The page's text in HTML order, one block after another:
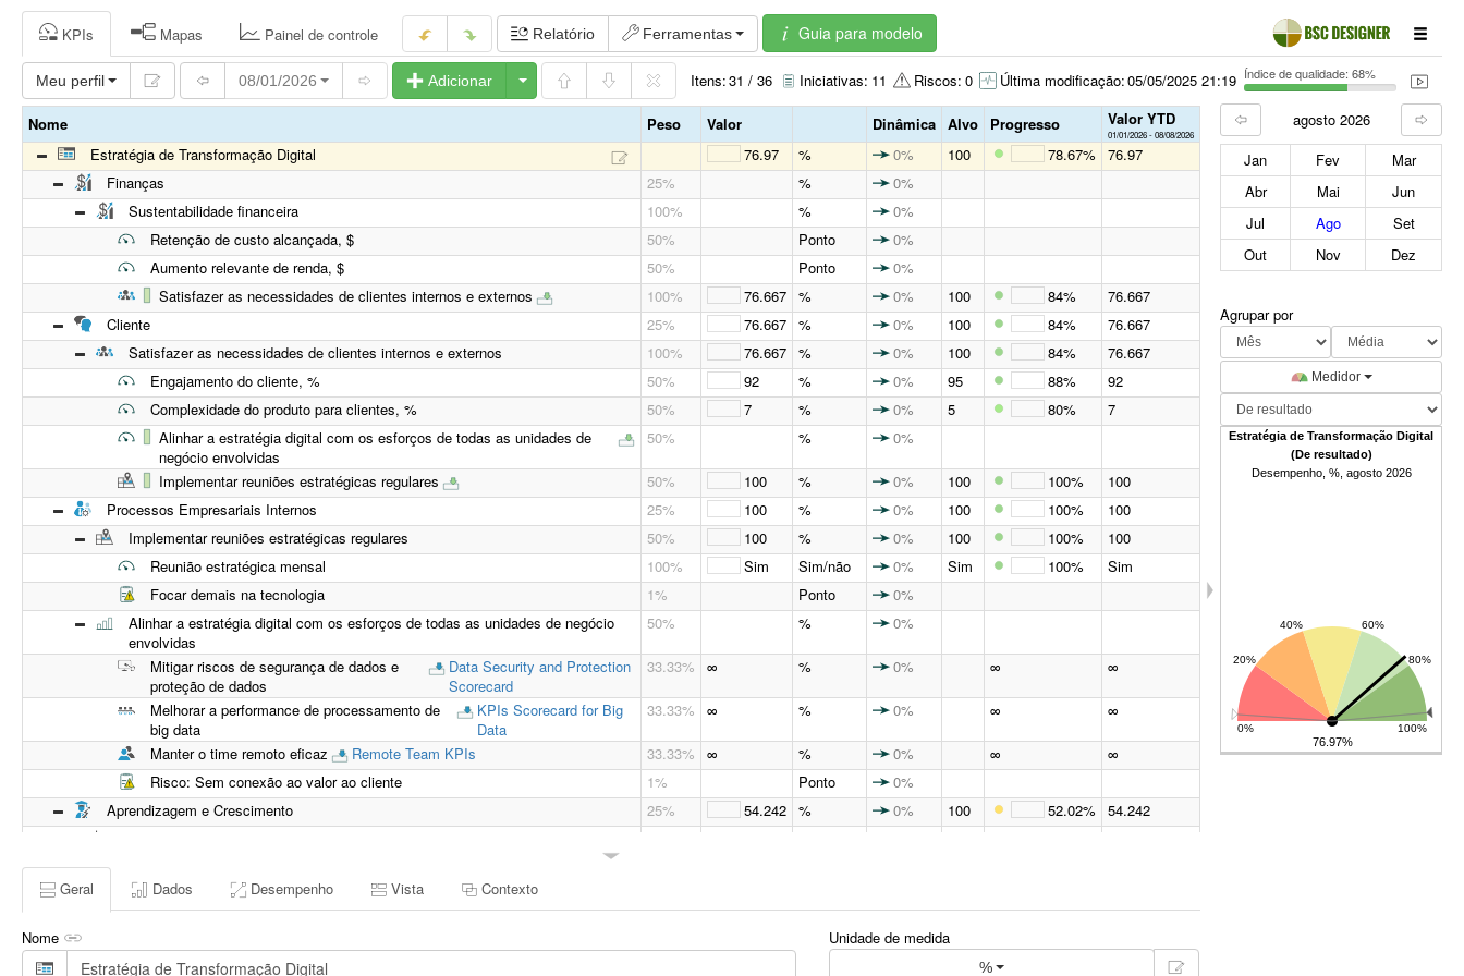
Tentando conectar... Nenhuma alteração será salva até que a conexão seja restaurada.
KPIs Mapas Painel de controle Relatório Ferramentas Guia para modelo
Meu perfil Itens:31 / 36 11 Riscos:0 Última modificação:05/05/2025 21:19 Índice de qualidade: 68%
Nome Peso Valor Dinâmica Alvo Progresso Valor YTD
Estratégia de Transformação Digital 76.97 % 0% 100 78.67% 76.97
Finanças
25% %
0%
Sustentabilidade financeira
100% %
0%
Retenção de custo alcançada, $
50% Ponto
0%
Aumento relevante de renda, $
50% Ponto
0%
Satisfazer as necessidades de clientes internos e externos
100% 76.667 % 0% 100 84%
76.667
Cliente
25% 76.667 % 0% 100 84%
76.667
Satisfazer as necessidades de clientes internos e externos
100% 76.667 % 0% 100 84%
76.667
Engajamento do cliente, %
50% 92 % 0% 95 88%
92
Complexidade do produto para clientes, %
Alinhar a estratégia digital com os esforços de todas as unidades de
negócio envolvidas
50% % 0%
Implementar reuniões estratégicas regulares 50% 100 % 0% 100 100%
100
Processos Empresariais Internos
25% 100 % 0% 100 100%
100
Implementar reuniões estratégicas regulares
50% 100 % 0% 100 100%
100
Reunião estratégica mensal
100% Sim Sim/não 0% Sim 100%
Sim
Focar demais na tecnologia
Alinhar a estratégia digital com os esforços de todas as unidades de negócio
envolvidas
50% % 0%
Mitigar riscos de segurança de dados e
proteção de dados
Data Security and Protection
Scorecard
33.33% ∞ % 0% ∞ ∞
Melhorar a performance de processamento de
big data
33.33% ∞ % 0% ∞ ∞
Manter o time remoto eficaz Remote Team KPIs 33.33% ∞ % 0% ∞
∞
Risco: Sem conexão ao valor ao cliente
1% Ponto
0%
Implementar a cultura de decisões baseadas em dados
Métricas de vaidade; manipulação de KPIs
1% Ponto
0%
Implementar ferramentas de automação de estratégia
33.33% 15.152 0% 100 15.15% 15.152
Geral
agosto 2026
Jan
Fev
Mar
Abr
Mai
Jun
Jul
Ago
Set
Agrupar por
Medidor